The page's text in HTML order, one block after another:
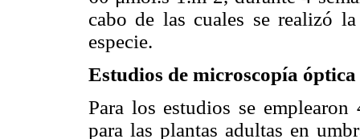
cabo de las cuales se realizó
especie.
Estudios de microscopía óptica
Para los estudios se emplearon
para las plantas adultas en